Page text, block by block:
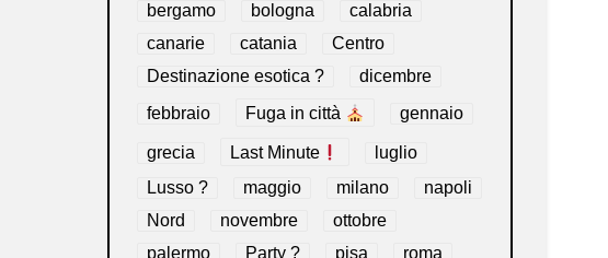
bergamo
bologna
calabria
canarie
catania
Centro
Destinazione esotica ?
dicembre
febbraio Fuga in città gennaio
grecia Last Minute
luglio
Lusso ?
maggio milano
napoli
Nord
novembre
ottobre
palermo
Party ? pisa roma